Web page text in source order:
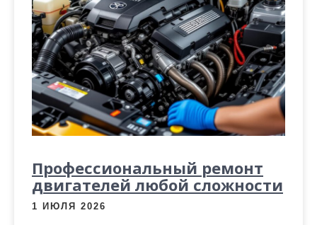
Профессиональный ремонт
двигателей любой сложности
1 ИЮЛЯ 2026